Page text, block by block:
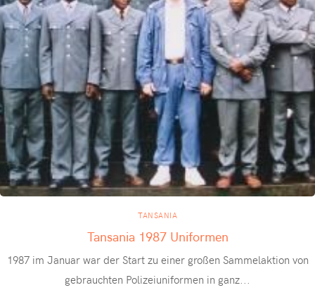
TANSANIA
Tansania 1987 Uniformen
1987 im Januar war der Start zu einer großen Sammelaktion von
gebrauchten Polizeiuniformen in ganz...